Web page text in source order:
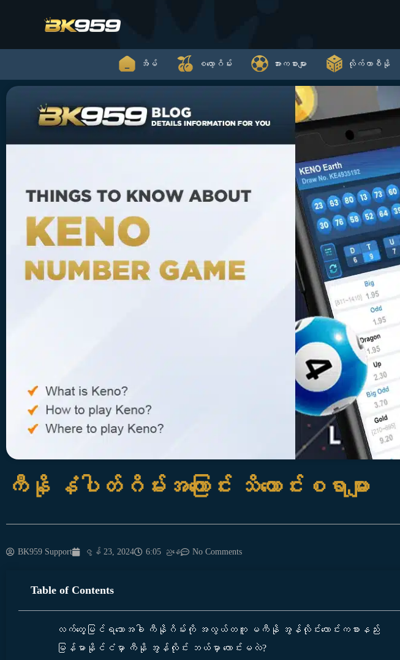
အိမ် စလော့ဂိမ်း အားကစားများ လိုက်ကာစီနို
ကီနို နံပါတ်ဂိမ်းအကြောင်း သိကောင်းစရာများ
BK959 Support ဇွန် 23, 2024 6:05 ညနေ No Comments
Table of Contents
လက်တွေ့မြင်ရသောအခါ ကီနိုဂိမ်းကို အလွယ်တကူ မကီနို အွန်လိုင်းလောင်းကစားနည်း
မြန်မာနိုင်ငံမှာ ကီနို အွန်လိုင်း ဘယ်မှာ လောင်းမလဲ?